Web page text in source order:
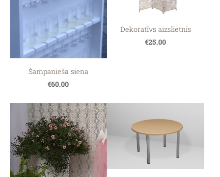
Šampanieša siena
€60.00
Dekoratīvs aizslietnis
€25.00